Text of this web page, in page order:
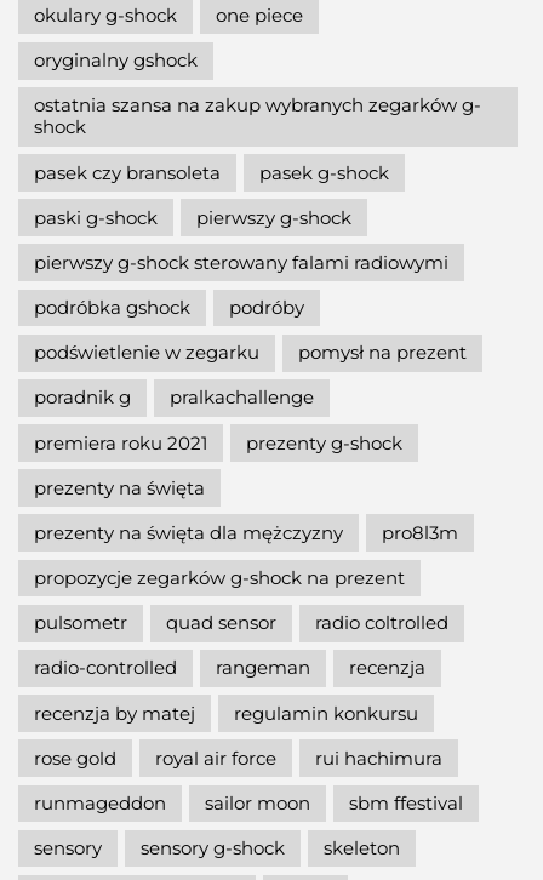
okulary g-shock
one piece
oryginalny gshock
ostatnia szansa na zakup wybranych zegarków g-
shock
pasek czy bransoleta
pasek g-shock
paski g-shock
pierwszy g-shock
pierwszy g-shock sterowany falami radiowymi
podróbka gshock
podróby
podświetlenie w zegarku
pomysł na prezent
poradnik g
pralkachallenge
premiera roku 2021
prezenty g-shock
prezenty na święta
prezenty na święta dla mężczyzny
pro8l3m
propozycje zegarków g-shock na prezent
pulsometr
quad sensor
radio coltrolled
radio-controlled
rangeman
recenzja
recenzja by matej
regulamin konkursu
rose gold
royal air force
rui hachimura
runmageddon
sailor moon
sbm ffestival
sensory
sensory g-shock
skeleton